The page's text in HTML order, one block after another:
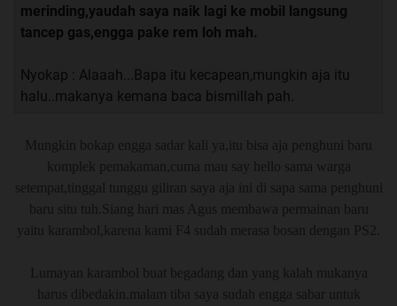
merinding,yaudah saya naik lagi ke mobil langsung
tancep gas,engga pake rem loh mah.
Nyokap : Alaaah...Bapa itu kecapean,mungkin aja itu
halu..makanya kemana baca bismillah pah.
Mungkin bokap engga sadar kali ya,itu bisa aja penghuni baru
komplek pemakaman,cuma mau say hello sama warga
setempat,tinggal tunggu giliran saya aja ini di sapa sama penghuni
baru situ tuh.Siang hari mas Agus membawa permainan baru
yaitu karambol,karena kami F4 sudah merasa bosan dengan PS2.
Lumayan karambol buat begadang dan yang kalah mukanya
harus dibedakin.malam tiba saya sudah engga sabar untuk